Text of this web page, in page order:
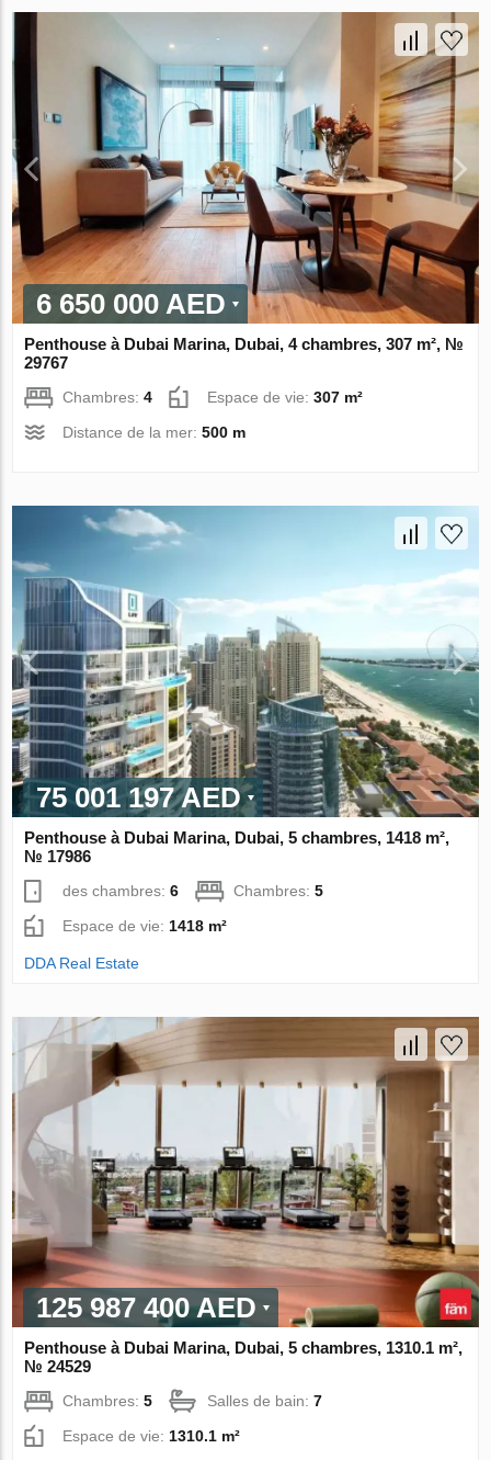
6 650 000 AED
Penthouse à Dubai Marina, Dubai, 4 chambres, 307 m², №
29767
Chambres:4 Espace de vie:307 m²
Distance de la mer:500 m
75 001 197 AED
Penthouse à Dubai Marina, Dubai, 5 chambres, 1418 m²,
№ 17986
des chambres:6 Chambres:5
Espace de vie: 1418 m²
DDA Real Estate
125 987 400 AED
Penthouse à Dubai Marina, Dubai, 5 chambres, 1310.1 m²,
№ 24529
Chambres:5 Salles de bain:7
Espace de vie:1310.1 m²